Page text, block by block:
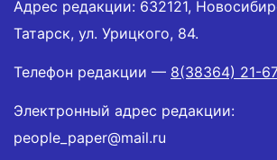
Адрес редакции: 632121,
Татарск, ул. Урицкого, 84.
Телефон редакции — 8(38364) 21-
Электронный адрес редакции:
people_paper@mail.ru